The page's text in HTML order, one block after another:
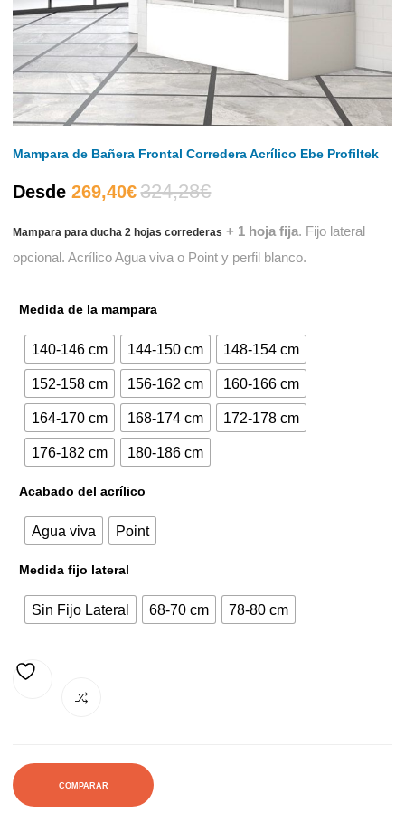
Mampara de Bañera Frontal Corredera Acrílico Ebe Profiltek
Desde 269,40€El
precio
269,40€.
324,28€El
precio
324,28€.
Mampara para ducha 2 hojas correderas + 1 hoja fija. Fijo lateral
opcional. Acrílico Agua viva o Point y perfil blanco.
Medida de la mampara
140-146 cm 144-150 cm 148-154 cm
152-158 cm 156-162 cm 160-166 cm
164-170 cm 168-174 cm 172-178 cm
176-182 cm 180-186 cm
Acabado del acrílico
Agua viva Point
Medida fijo lateral
Sin Fijo Lateral 68-70 cm 78-80 cm
COMPARAR